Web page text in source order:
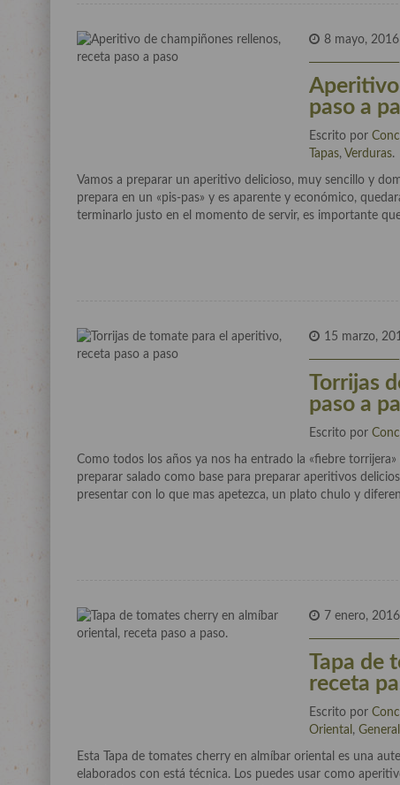
8 mayo, 2016
Aperitivo
paso a
Escrito por
Tapas, Verduras.
Vamos a preparar un aperitivo delicioso, muy sencillo y
prepara en un «pis-pas» y es aparente y económico,
terminarlo justo en el momento de servir, es importante
15 marzo,
Torrijas
paso a
Escrito por
Como todos los años ya nos ha entrado la «fiebre
preparar salado como base para preparar aperitivos
presentar con lo que mas apetezca, un plato chulo y
7 enero, 2016
Tapa de
receta
Escrito por
Oriental ,General
Esta Tapa de tomates cherry en almíbar oriental es una
elaborados con está técnica. Los puedes usar como